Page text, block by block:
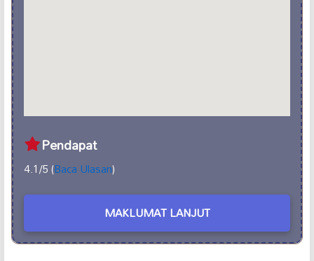
Pendapat
4.1/5 (Baca Ulasan)
MAKLUMAT LANJUT